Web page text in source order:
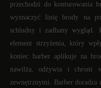
przechodzi do konturowania
wyznaczyć linię brody na
schludny i zadbany wygląd.
element strzyżenia, który
koniec barber aplikuje na
nawilża, odżywia i chroni
zewnętrznymi. Barber